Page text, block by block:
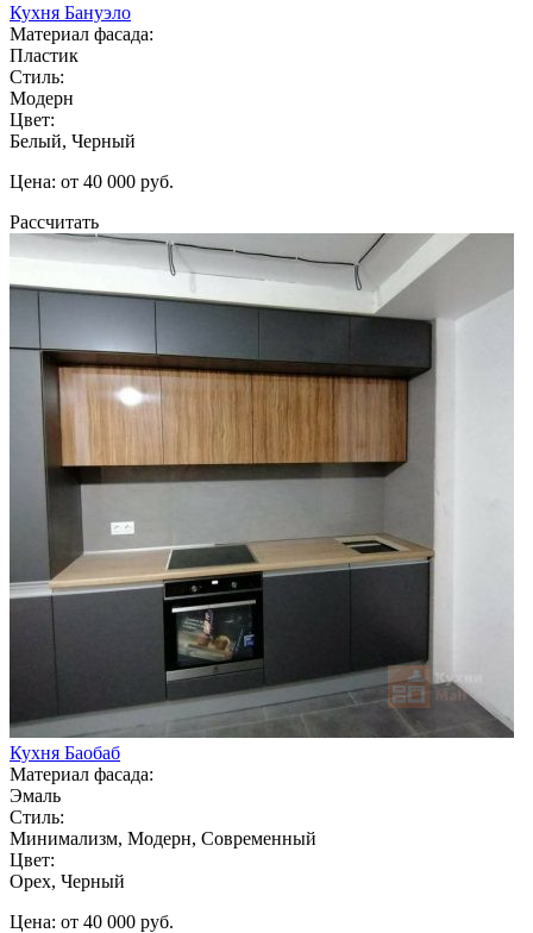
Кухня Бануэло
Материал фасада:
Пластик
Стиль:
Модерн
Цвет:
Белый, Черный
Цена: от 40 000 руб.
Рассчитать
Кухня Баобаб
Материал фасада:
Эмаль
Стиль:
Минимализм, Модерн, Современный
Цвет:
Орех, Черный
Цена: от 40 000 руб.